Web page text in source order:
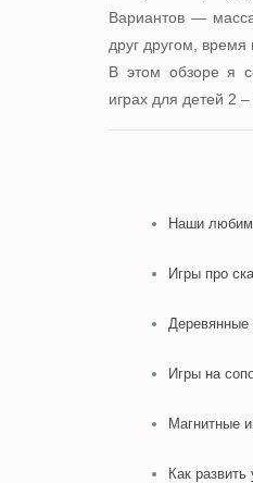
Вариантов —
друг другом, время
В этом обзоре я
играх для детей 2 –
Наши
Игры про
Деревянные
Игры на
Магнитные
Как